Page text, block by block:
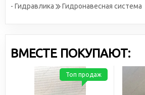
- Гидравлика
Гидронавесная система
ВМЕСТЕ ПОКУПАЮТ:
Топ продаж